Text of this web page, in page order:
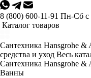
8 (800) 600-11-91 Пн-Сб с
Каталог товаров
Сантехника Hansgrohe &
средства и уход Весь
Сантехника Hansgrohe &
Ванны